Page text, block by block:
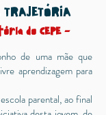
do CEPE -
de uma mãe que
aprendizagem para
parental, ao final